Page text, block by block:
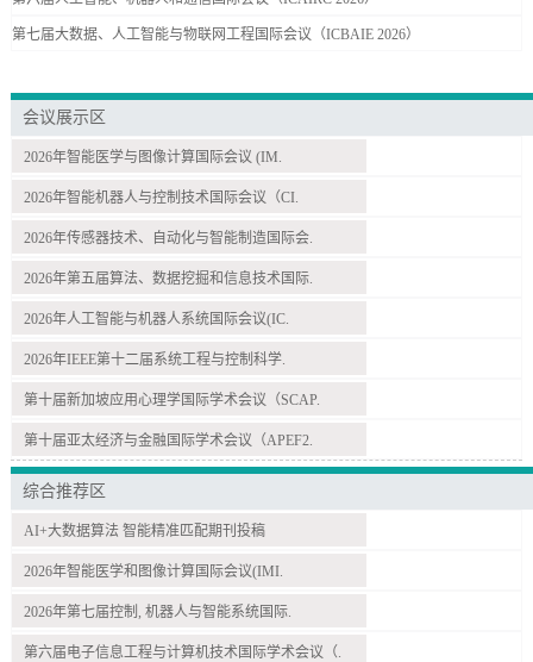
第七届大数据、人工智能与物联网工程国际会议（ICBAIE 2026）
会议展示区
2026年智能医学与图像计算国际会议 (IM.
2026年智能机器人与控制技术国际会议（CI.
2026年传感器技术、自动化与智能制造国际会.
2026年第五届算法、数据挖掘和信息技术国际.
2026年人工智能与机器人系统国际会议(IC.
2026年IEEE第十二届系统工程与控制科学.
第十届新加坡应用心理学国际学术会议（SCAP.
第十届亚太经济与金融国际学术会议（APEF2.
综合推荐区
AI+大数据算法 智能精准匹配期刊投稿
2026年智能医学和图像计算国际会议(IMI.
2026年第七届控制, 机器人与智能系统国际.
第六届电子信息工程与计算机技术国际学术会议（.